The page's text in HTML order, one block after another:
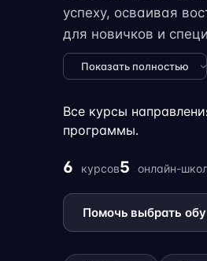
успеху, осваивая
для новичков и
практические
экспертов. Гибкий
фрилансе.
Показать полностью
Все курсы
программы.
6 курсов5 онлайн-
Помочь выбрать